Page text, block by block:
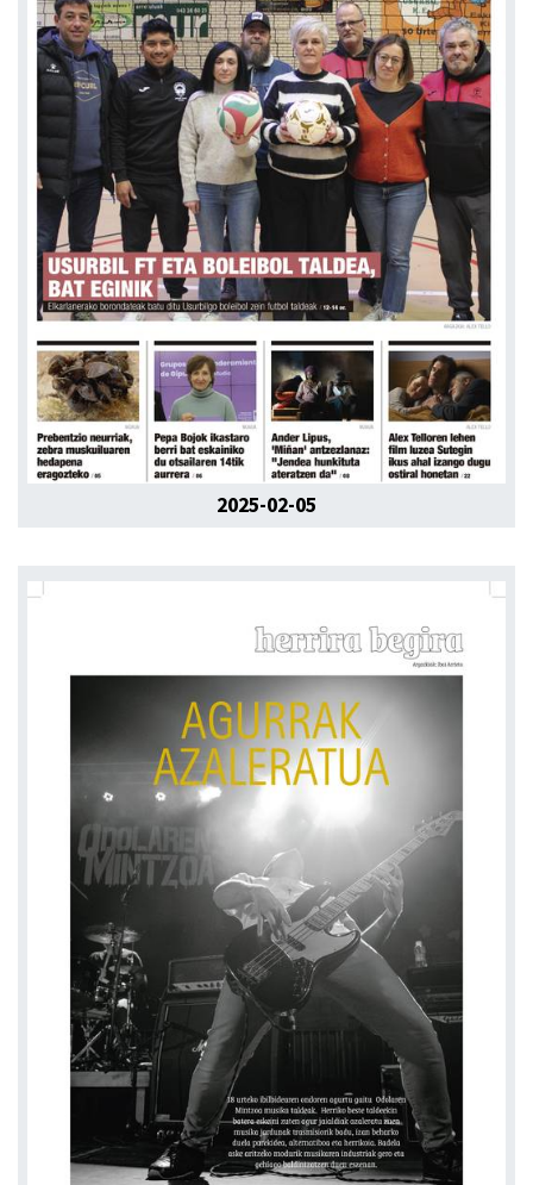
2025-02-05